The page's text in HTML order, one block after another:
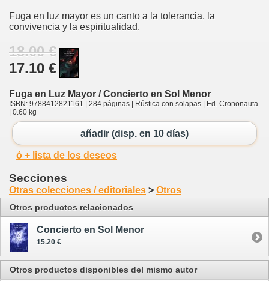
Fuga en luz mayor es un canto a la tolerancia, la
convivencia y la espiritualidad.
18.00 €
17.10 €
Fuga en Luz Mayor / Concierto en Sol Menor
ISBN: 9788412821161 | 284 páginas | Rústica con solapas | Ed. Crononauta
| 0.60 kg
añadir (disp. en 10 días)
ó + lista de los deseos
Secciones
Otras colecciones / editoriales > Otros
Otros productos relacionados
Concierto en Sol Menor
15.20 €
Otros productos disponibles del mismo autor